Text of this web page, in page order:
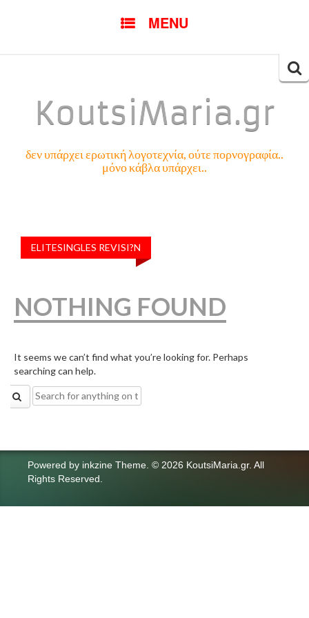
MENU
KoutsiMaria.gr
δεν υπάρχει ερωτική λογοτεχνία, ούτε πορνογραφία..
μόνο κάβλα υπάρχει..
ELITESINGLES REVISI?N
NOTHING FOUND
It seems we can’t find what you’re looking for. Perhaps
searching can help.
Search
for:
Powered by inkzine Theme © 2026 KoutsiMaria.gr. All
Rights Reserved.